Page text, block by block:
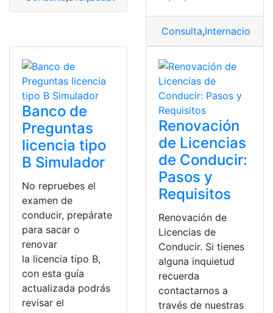
Consulta,Internacional
Banco de
Preguntas
licencia tipo
B Simulador
No repruebes el
examen de
conducir, prepárate
para sacar o
renovar
la licencia tipo B,
con esta guía
actualizada podrás
revisar el
Renovación
de Licencias
de Conducir:
Pasos y
Requisitos
Renovación de
Licencias de
Conducir. Si tienes
alguna inquietud
recuerda
contactarnos a
través de nuestras